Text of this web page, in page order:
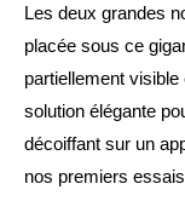
Les deux grandes
placée sous ce
partiellement
solution élégante
décoiffant sur un
nos premiers